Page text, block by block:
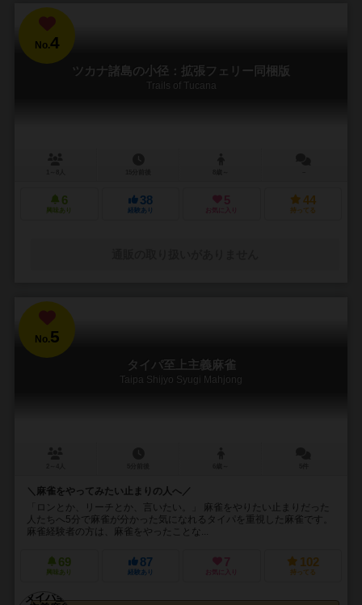
No.4
ツカナ諸島の小径：拡張フェリー同梱版
Trails of Tucana
6
興味あり
38
経験あり
5
お気に入り
44
持ってる
No.5
タイパ至上主義麻雀
Taipa Shijyo Syugi Mahjong
＼麻雀をやってみたい止まりの人へ／
「ロンとか、リーチとか、言いたい。」 麻雀をやりたい止まりだった
人たちへ5分で麻雀が分かった気になれるタイパを重視した麻雀です。
麻雀経験者の方は、麻雀をやったことな...
69
興味あり
87
経験あり
7
お気に入り
102
持ってる